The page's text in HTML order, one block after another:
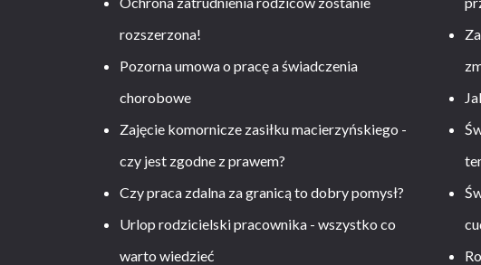
rozszerzona!
Pozorna umowa o pracę a świadczenia
chorobowe
Zajęcie komornicze zasiłku macierzyńskiego -
czy jest zgodne z prawem?
Czy praca zdalna za granicą to dobry pomysł?
Urlop rodzicielski pracownika - wszystko co
warto wiedzieć